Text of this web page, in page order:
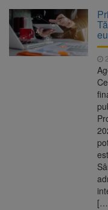
propriul record
zburat din nou pe
9 august 2026
Tristan Tate cer
Se
medic specialist.
aceeași oră și același
Se
capsulele de cafea
folosință. Noul